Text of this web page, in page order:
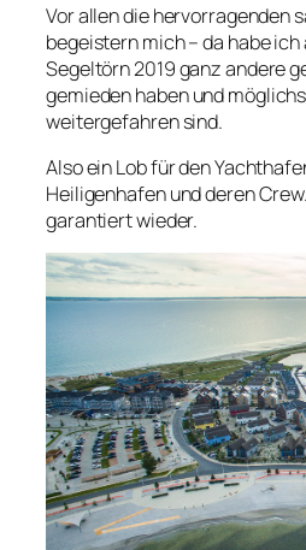
Vor allen die hervorragenden
begeistern mich – da habe
Segeltörn 2019 ganz andere
gemieden haben und
weitergefahren sind.
Also ein Lob für den
Heiligenhafen und deren
garantiert wieder.